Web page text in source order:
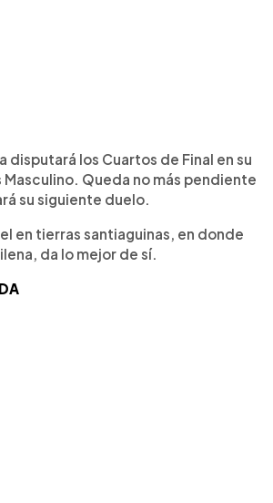
disputará los Cuartos de Final en su
Queda no más pendiente
su siguiente duelo.
en tierras santiaguinas, en donde
da lo mejor de sí.